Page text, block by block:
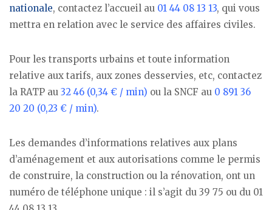
nationale, contactez l’accueil au 01 44 08 13 13, qui vous
mettra en relation avec le service des affaires civiles.
Pour les transports urbains et toute information
relative aux tarifs, aux zones desservies, etc, contactez
la RATP au 32 46 (0,34 € / min) ou la SNCF au 0 891 36
20 20 (0,23 € / min).
Les demandes d’informations relatives aux plans
d’aménagement et aux autorisations comme le permis
de construire, la construction ou la rénovation, ont un
numéro de téléphone unique : il s’agit du 39 75 ou du 01